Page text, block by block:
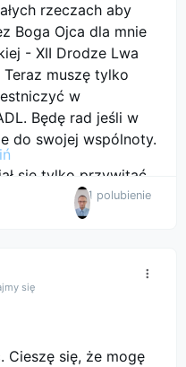
rzeczach aby
Boga Ojca dla mnie
- XII Drodze Lwa
Teraz muszę tylko
w
Będę rad jeśli w
do swojej wspólnoty.
się tylko przywitać...
1 polubienie
się
Cieszę się, że mogę